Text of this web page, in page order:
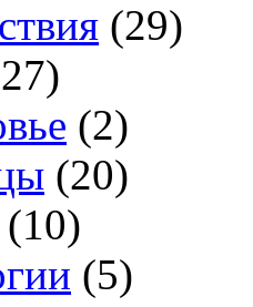
(29)
(2)
(20)
(10)
(5)